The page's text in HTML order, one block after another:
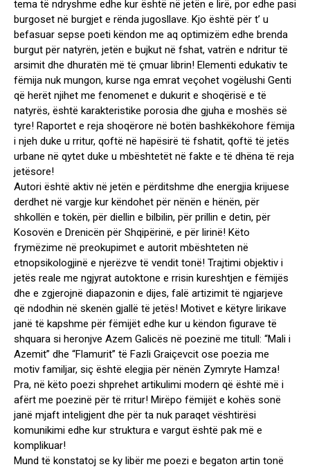
tema të ndryshme edhe kur është në jetën e lirë, por edhe pasi
burgoset në burgjet e rënda jugosllave. Kjo është për t’ u
befasuar sepse poeti këndon me aq optimizëm edhe brenda
burgut për natyrën, jetën e bujkut në fshat, vatrën e ndritur të
arsimit dhe dhuratën më të çmuar librin! Elementi edukativ te
fëmija nuk mungon, kurse nga emrat veçohet vogëlushi Genti
që herët njihet me fenomenet e dukurit e shoqërisë e të
natyrës, është karakteristike porosia dhe gjuha e moshës së
tyre! Raportet e reja shoqërore në botën bashkëkohore fëmija
i njeh duke u rritur, qoftë në hapësirë të fshatit, qoftë të jetës
urbane në qytet duke u mbështetët në fakte e të dhëna të reja
jetësore!
Autori është aktiv në jetën e përditshme dhe energjia krijuese
derdhet në vargje kur këndohet për nënën e hënën, për
shkollën e tokën, për diellin e bilbilin, për prillin e detin, për
Kosovën e Drenicën për Shqipërinë, e për lirinë! Këto
frymëzime në preokupimet e autorit mbështeten në
etnopsikologjinë e njerëzve të vendit tonë! Trajtimi objektiv i
jetës reale me ngjyrat autoktone e rrisin kureshtjen e fëmijës
dhe e zgjerojnë diapazonin e dijes, falë artizimit të ngjarjeve
që ndodhin në skenën gjallë të jetës! Motivet e këtyre lirikave
janë të kapshme për fëmijët edhe kur u këndon figurave të
shquara si heronjve Azem Galicës në poezinë me titull: “Mali i
Azemit” dhe “Flamurit” të Fazli Graiçevcit ose poezia me
motiv familjar, siç është elegjia për nënën Zymryte Hamza!
Pra, në këto poezi shprehet artikulimi modern që është më i
afërt me poezinë për të rritur! Mirëpo fëmijët e kohës sonë
janë mjaft inteligjent dhe për ta nuk paraqet vështirësi
komunikimi edhe kur struktura e vargut është pak më e
komplikuar!
Mund të konstatoj se ky libër me poezi e begaton artin tonë